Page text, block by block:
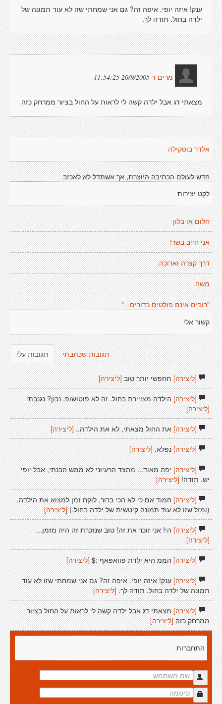
ענק! איזה יופי. איפה זה? גם אני שמחתי שזו לא עוד תמונה של
ילדה בחול. תודה לך.
מרים ד 20/9/2005 11:54:25
מצאתי דג אבל ילדה קשה לי לראות על החול בציור ממרחק כזה
אלדר בוסקילה
חדש לעולם הכתיבה היוצרת, אך אשתדל לא לאכזב
לקט יצירות
חלום או בלון
אני חייב בשר!
דרך קצרה וארוכה.
משה
"רובים אינם פולטים כדורים..."
קשור אלי
תגובות עלי תגובות שכתבתי
[ליצירה]תחפשי יותר טוב [ליצירה]
[ליצירה]הילדה מצויירת בחול. זה לא פוטושופ, נכון? נגנבתי
[ליצירה]
[ליצירה]את החול מצאתי, לא את הילדה.. [ליצירה]
[ליצירה]נפלא.[ליצירה]
[ליצירה]יפה מאוד... מהצד הרעיוני לא ממש הבנתי, אבל יופי
יש. תודה! [ליצירה]
[ליצירה]חמוד אם כי לא הכי ברור, לוקח זמן למצוא את הילדה.
(ומזל שזו לא עוד תמונה קיטשית של ילדה בחול.) [ליצירה]
[ליצירה]הי! אני זוכר את זה! טוב שנזכרת זה היה מזמן...
[ליצירה]
[ליצירה]הממ היא ילדת פוואפאף :$[ליצירה]
[ליצירה]ענק! איזה יופי. איפה זה? גם אני שמחתי שזו לא עוד
תמונה של ילדה בחול. תודה לך. [ליצירה]
[ליצירה]מצאתי דג אבל ילדה קשה לי לראות על החול בציור
ממרחק כזה [ליצירה]
התחברות